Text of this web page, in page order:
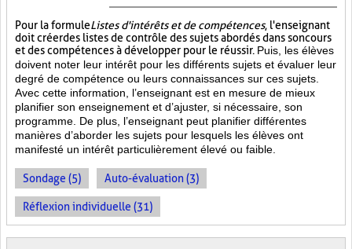
Pour la formuleListes d'intérêts et de compétences, l'enseignant
doit créer des listes de contrôle des sujets abordés dans son cours
et des compétences à développer pour le réussir. Puis, les élèves
doivent noter leur intérêt pour les différents sujets et évaluer leur
degré de compétence ou leurs connaissances sur ces sujets.
Avec cette information, l’enseignant est en mesure de mieux
planifier son enseignement et d’ajuster, si nécessaire, son
programme. De plus, l’enseignant peut planifier différentes
manières d’aborder les sujets pour lesquels les élèves ont
manifesté un intérêt particulièrement élevé ou faible.
Sondage (5) Auto-évaluation (3)
Réflexion individuelle (31)